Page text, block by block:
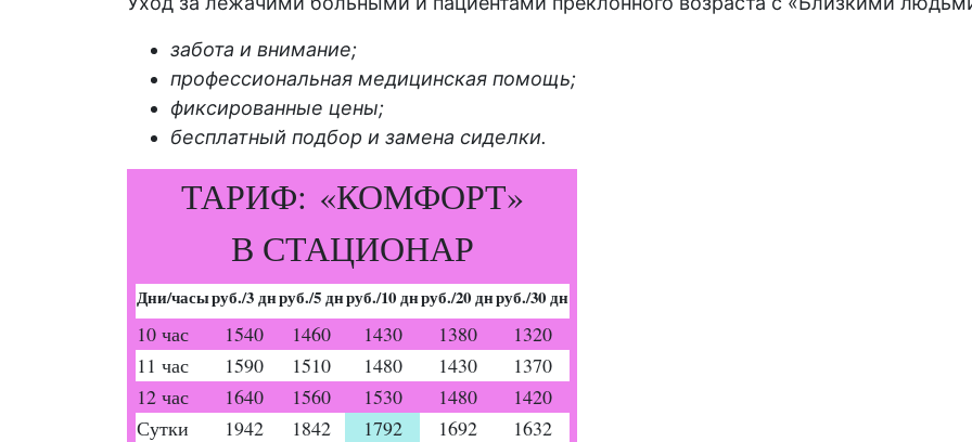
забота и внимание;
профессиональная медицинская помощь;
фиксированные цены;
бесплатный подбор и замена сиделки.
ТАРИФ: «КОМФОРТ»
В СТАЦИОНАР
Дни/часыруб./3 днруб./5 днруб./10 днруб./20 днруб./30 дн
10 час 1540 1460 1430 1380
1320
11 час
1590 1510 1480 1430
1370
12 час
1640 1560 1530 1480
1420
Сутки
1942 1842 1792 1692 1632